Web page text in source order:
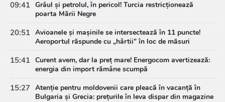
09:41 Grâul și petrolul, în pericol! Turcia restricționează
poarta Mării Negre
20:51 Avioanele și mașinile se intersectează în 11 puncte!
Aeroportul răspunde cu „hârtii” în loc de măsuri
15:41 Curent avem, dar la preț mare! Energocom avertizează:
energia din import rămâne scumpă
15:27 Atenție pentru moldovenii care pleacă în vacanță în
Bulgaria și Grecia: prețurile în leva dispar din magazine